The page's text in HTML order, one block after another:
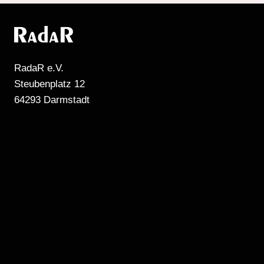
RadaR e.V.
Steubenplatz 12
64293 Darmstadt